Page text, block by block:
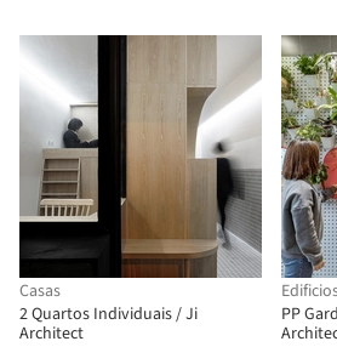
Casas
2 Quartos Individuais / Ji
Architect
PP